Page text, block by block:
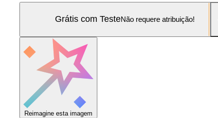
Grátis com TesteNão requere atribuição!
Reimagine esta imagem